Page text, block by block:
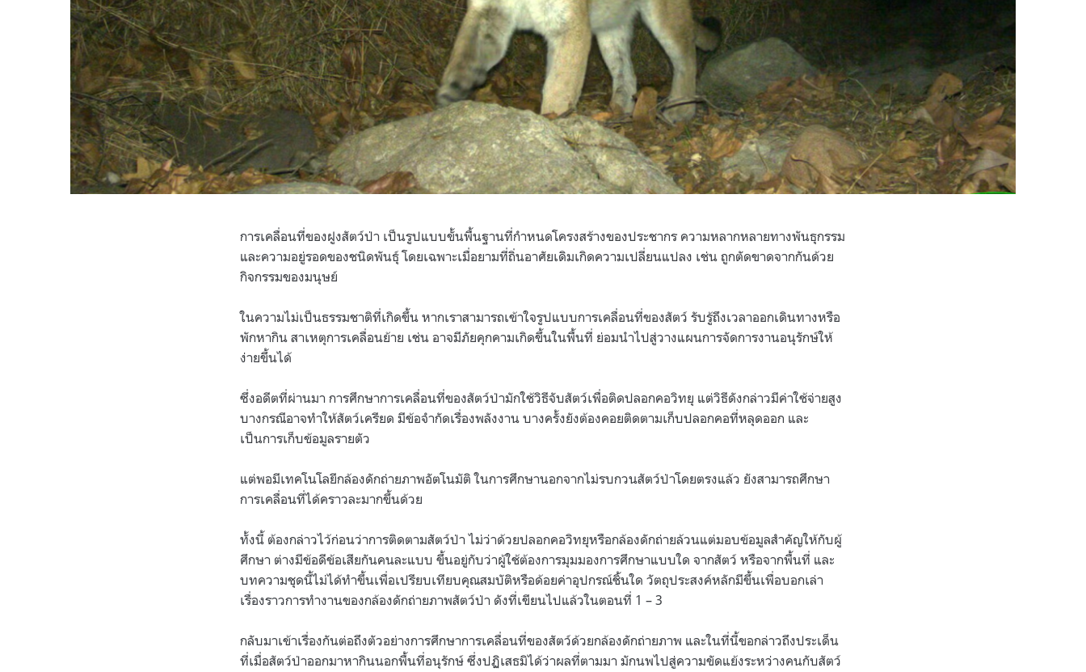
การเคลื่อนที่ของฝูงสัตว์ป่า เป็นรูปแบบขั้นพื้นฐานที่กำหนดโครงสร้างของประชากร ความหลากหลายทางพันธุกรรม
และความอยู่รอดของชนิดพันธุ์ โดยเฉพาะเมื่อยามที่ถิ่นอาศัยเดิมเกิดความเปลี่ยนแปลง เช่น ถูกตัดขาดจากกันด้วย
กิจกรรมของมนุษย์
ในความไม่เป็นธรรมชาติที่เกิดขึ้น หากเราสามารถเข้าใจรูปแบบการเคลื่อนที่ของสัตว์ รับรู้ถึงเวลาออกเดินทางหรือ
พักหากิน สาเหตุการเคลื่อนย้าย เช่น อาจมีภัยคุกคามเกิดขึ้นในพื้นที่ ย่อมนำไปสู่วางแผนการจัดการงานอนุรักษ์ให้
ง่ายขึ้นได้
ซึ่งอดีตที่ผ่านมา การศึกษาการเคลื่อนที่ของสัตว์ป่ามักใช้วิธีจับสัตว์เพื่อติดปลอกคอวิทยุ แต่วิธีดังกล่าวมีค่าใช้จ่ายสูง
บางกรณีอาจทำให้สัตว์เครียด มีข้อจำกัดเรื่องพลังงาน บางครั้งยังต้องคอยติดตามเก็บปลอกคอที่หลุดออก และ
เป็นการเก็บข้อมูลรายตัว
แต่พอมีเทคโนโลยีกล้องดักถ่ายภาพอัตโนมัติ ในการศึกษานอกจากไม่รบกวนสัตว์ป่าโดยตรงแล้ว ยังสามารถศึกษา
การเคลื่อนที่ได้คราวละมากขึ้นด้วย
ทั้งนี้ ต้องกล่าวไว้ก่อนว่าการติดตามสัตว์ป่า ไม่ว่าด้วยปลอกคอวิทยุหรือกล้องดักถ่ายล้วนแต่มอบข้อมูลสำคัญให้กับผู้
ศึกษา ต่างมีข้อดีข้อเสียกันคนละแบบ ขึ้นอยู่กับว่าผู้ใช้ต้องการมุมมองการศึกษาแบบใด จากสัตว์ หรือจากพื้นที่ และ
บทความชุดนี้ไม่ได้ทำขึ้นเพื่อเปรียบเทียบคุณสมบัติหรือด้อยค่าอุปกรณ์ชิ้นใด วัตถุประสงค์หลักมีขึ้นเพื่อบอกเล่า
เรื่องราวการทำงานของกล้องดักถ่ายภาพสัตว์ป่า ดังที่เขียนไปแล้วในตอนที่ 1 – 3
กลับมาเข้าเรื่องกันต่อถึงตัวอย่างการศึกษาการเคลื่อนที่ของสัตว์ด้วยกล้องดักถ่ายภาพ และในที่นี้ขอกล่าวถึงประเด็น
ที่เมื่อสัตว์ป่าออกมาหากินนอกพื้นที่อนุรักษ์ ซึ่งปฏิเสธมิได้ว่าผลที่ตามมา มักนพไปสู่ความขัดแย้งระหว่างคนกับสัตว์